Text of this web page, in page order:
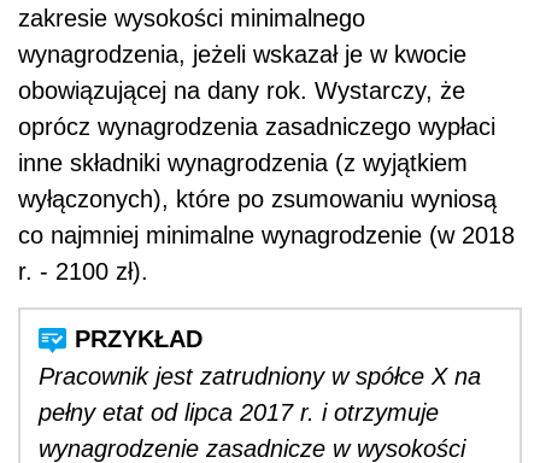
Pracownik jest zatrudniony w spółce X na
pełny etat od lipca 2017 r. i otrzymuje
wynagrodzenie zasadnicze w wysokości
obowiązującego w tym roku minimalnego
wynagrodzenia (2000 zł). Osoba ta ma
prawo, oprócz wynagrodzenia
zasadniczego, do premii regulaminowych i
dodatku motywacyjnego. Łącznie jego
wynagrodzenie miesięczne wynosi ok.
3000 zł. Jeżeli ta sytuacja się utrzyma,
pracodawca nie będzie musiał podwyższać
wynagrodzenia zasadniczego do wysokości